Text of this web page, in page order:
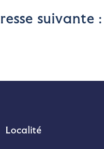
suivante :
Localité